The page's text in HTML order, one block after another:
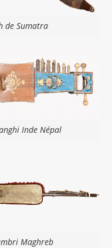
de Sumatra
Inde Népal
Maghreb